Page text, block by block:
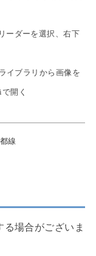
ーダーを選択、右下
イブラリから画像を
開く
線
場合がございま